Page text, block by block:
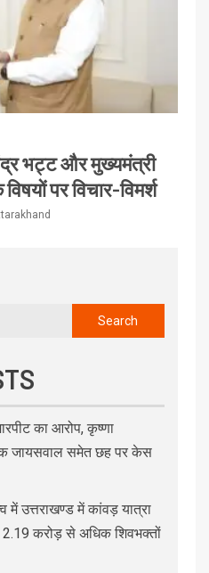
भट्ट और मुख्यमंत्री
पर विचार-विमर्श
Search
का आरोप, कृष्णा
जायसवाल समेत छह पर केस
उत्तराखण्ड में कांवड़ यात्रा
2.19 करोड़ से अधिक शिवभक्तों